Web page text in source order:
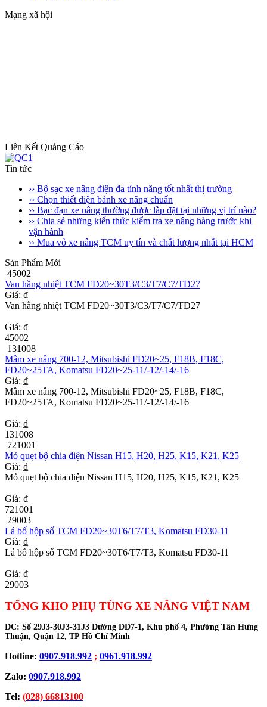
Mạng xã hội
Liên Kết Quảng Cáo
Tin tức
›› Bộ sạc xe nâng điện đa tính năng tốt nhất thị trường
›› Chọn thiết diện bánh xe nâng chuẩn
›› Bạc đạn xe nâng thường được lắp đặt tại những vị trí nào?
›› Chia sẻ những kiến thức kiểm tra xe nâng hàng trước khi
vận hành
›› Mua vỏ xe nâng TCM uy tín và chất lượng nhất tại HCM
Sản Phẩm Mới
45002
Van hằng nhiệt TCM FD20~30T3/C3/T7/C7/TD27
Giá: ₫
Van hằng nhiệt TCM FD20~30T3/C3/T7/C7/TD27
Giá: ₫
45002
131008
Mâm xe nâng 700-12, Mitsubishi FD20~25, F18B, F18C,
FD20~25TA, Komatsu FD20~25-11/-12/-14/-16
Giá: ₫
Mâm xe nâng 700-12, Mitsubishi FD20~25, F18B, F18C,
FD20~25TA, Komatsu FD20~25-11/-12/-14/-16
Giá: ₫
131008
721001
Mỏ quẹt bộ chia điện Nissan H15, H20, H25, K15, K21, K25
Giá: ₫
Mỏ quẹt bộ chia điện Nissan H15, H20, H25, K15, K21, K25
Giá: ₫
721001
29003
Lá bố hộp số TCM FD20~30T6/T7/T3, Komatsu FD30-11
Giá: ₫
Lá bố hộp số TCM FD20~30T6/T7/T3, Komatsu FD30-11
Giá: ₫
29003
TỔNG KHO PHỤ TÙNG XE NÂNG VIỆT NAM
ĐC: Số 29J3-30J3-31J3 Đường DD7-1, Khu phố 4, Phường Tân Hưng
Thuận, Quận 12, TP Hồ Chí Minh
Hotline: 0907.918.992 ; 0961.918.992
Zalo: 0907.918.992
Tel: (028) 66813100